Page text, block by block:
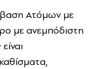
Ατόμων με
με ανεμπόδιστη